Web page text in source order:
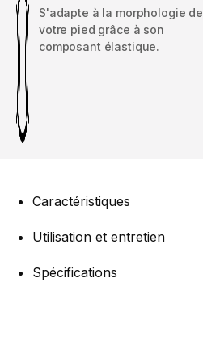
S'adapte à la morphologie de
votre pied grâce à son
composant élastique.
Caractéristiques
Utilisation et entretien
Spécifications